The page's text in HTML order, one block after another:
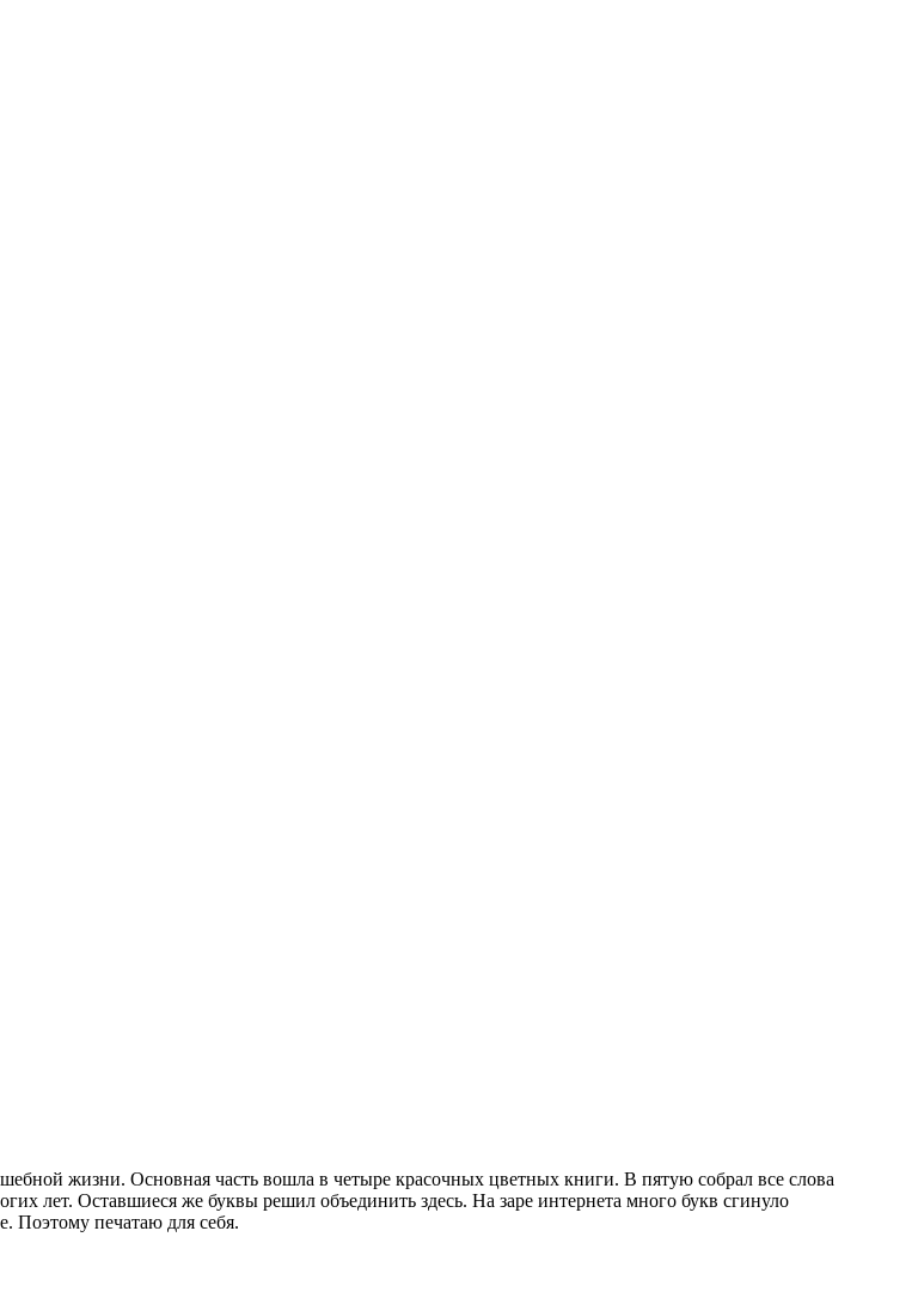
жизни. Основная часть вошла в четыре красочных цветных книги. В пятую собрал все слова
лет. Оставшиеся же буквы решил объединить здесь. На заре интернета много букв сгинуло
Поэтому печатаю для себя.